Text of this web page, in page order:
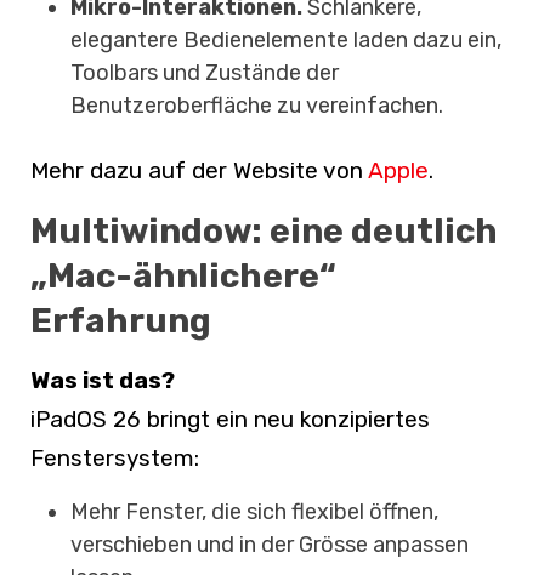
Mikro-Interaktionen.Schlankere,
elegantere Bedienelemente laden dazu ein,
Toolbars und Zustände der
Benutzeroberfläche zu vereinfachen.
Mehr dazu auf der Website von Apple.
Multiwindow: eine deutlich
„Mac-ähnlichere“
Erfahrung
Was ist das?
iPadOS 26 bringt ein neu konzipiertes
Fenstersystem:
Mehr Fenster, die sich flexibel öffnen,
verschieben und in der Grösse anpassen